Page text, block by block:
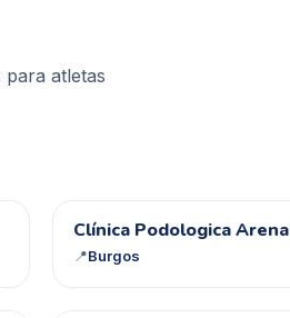
atletas
CP
Clínica Podologica
📍Burgos